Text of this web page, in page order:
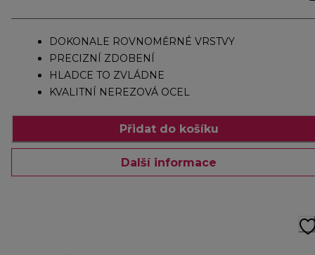
DOKONALE ROVNOMĚRNÉ VRSTVY
PRECIZNÍ ZDOBENÍ
HLADCE TO ZVLÁDNE
KVALITNÍ NEREZOVÁ OCEL
Přidat do košíku
Další informace